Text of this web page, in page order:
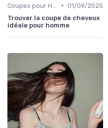
• 01/09/2025
Trouver la coupe de cheveux
idéale pour homme